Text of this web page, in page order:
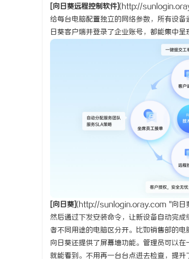
[向日葵远程控制软件](http://
给每台电脑配置独立的网络参数，所有设
日葵客户端并登录了企业账号，都能集中呈
[向日葵](http://sunlogin.oray.com "向日
然后通过下发安装命令，让新设备自动完
者不同用途的电脑区分开。比如销售部的
向日葵还提供了屏幕墙功能。管理员可以
就能看到。不用再一台台点进去检查，提升